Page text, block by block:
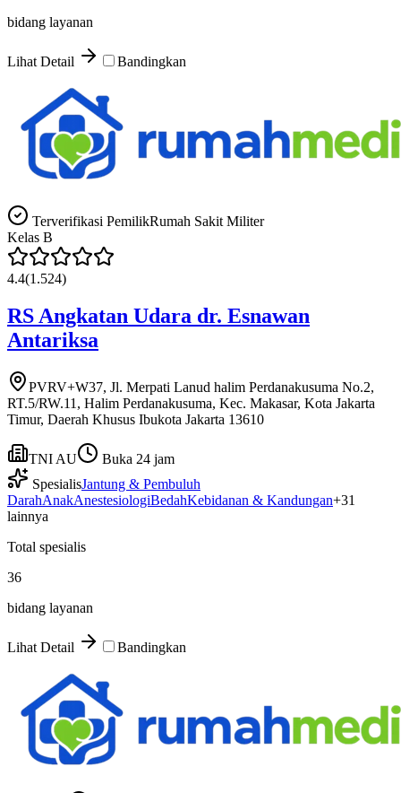
bidang layanan
Lihat Detail Bandingkan
Terverifikasi PemilikRumah Sakit Militer
Kelas B
4.4(1.524)
RS Angkatan Udara dr. Esnawan
Antariksa
PVRV+W37, Jl. Merpati Lanud halim Perdanakusuma No.2,
RT.5/RW.11, Halim Perdanakusuma, Kec. Makasar, Kota Jakarta
Timur, Daerah Khusus Ibukota Jakarta 13610
TNI AU
Buka 24 jam
SpesialisJantung & Pembuluh
DarahAnakAnestesiologiBedahKebidanan & Kandungan+31
lainnya
Total spesialis
36
bidang layanan
Lihat Detail Bandingkan